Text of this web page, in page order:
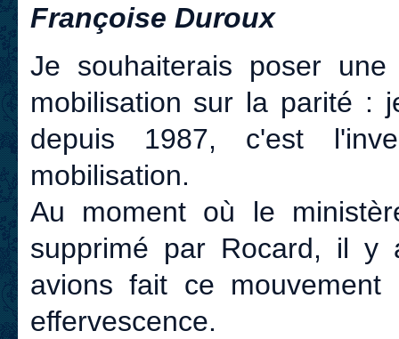
Françoise Duroux
Je souhaiterais poser
mobilisation sur la parité :
depuis 1987, c'est
mobilisation.
Au moment où le
supprimé par Rocard, il y
avions fait ce
effervescence.